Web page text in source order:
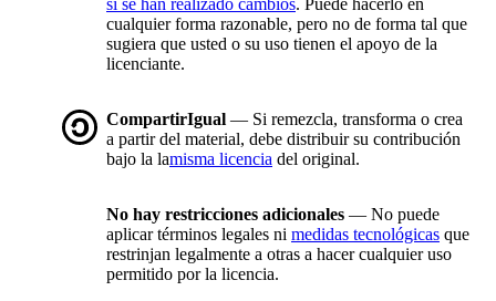
si se han realizado cambios. Puede hacerlo en
cualquier forma razonable, pero no de forma tal que
sugiera que usted o su uso tienen el apoyo de la
licenciante.
CompartirIgual — Si remezcla, transforma o crea
a partir del material, debe distribuir su contribución
bajo la lamisma licencia del original.
No hay restricciones adicionales — No puede
aplicar términos legales ni medidas tecnológicas que
restrinjan legalmente a otras a hacer cualquier uso
permitido por la licencia.